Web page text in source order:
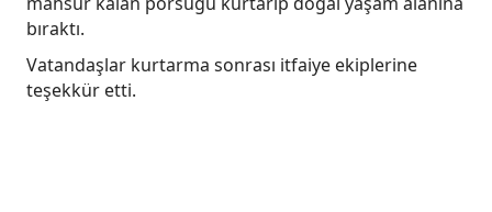
bıraktı.
Vatandaşlar kurtarma sonrası itfaiye ekiplerine
teşekkür etti.